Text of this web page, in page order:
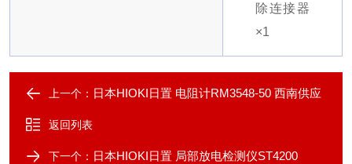
除连接器
×1
上一个： 日本HIOKI日置 电阻计RM3548-50 西南供应
返回列表
下一个： 日本HIOKI日置 局部放电检测仪ST4200